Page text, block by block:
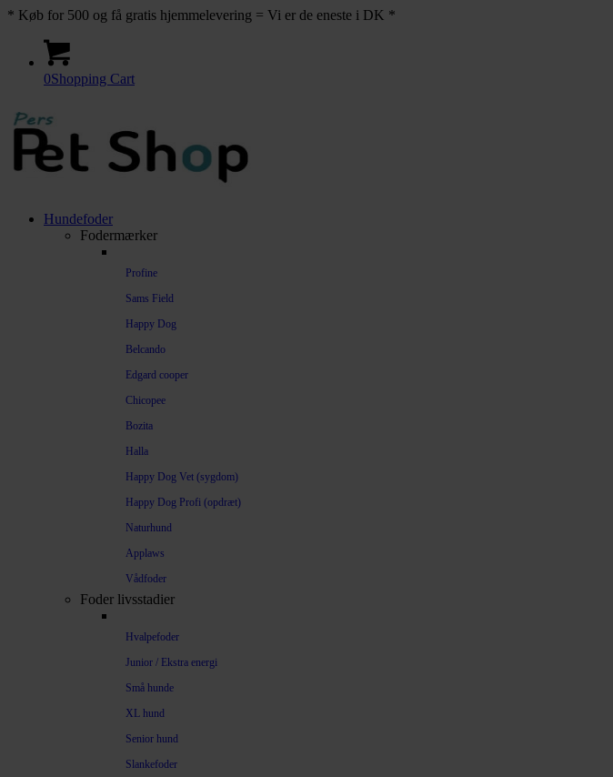
* Køb for 500 og få gratis hjemmelevering = Vi er de eneste i DK *
0Shopping Cart
Hundefoder
Fodermærker
Profine
Sams Field
Happy Dog
Belcando
Edgard cooper
Chicopee
Bozita
Halla
Happy Dog Vet (sygdom)
Happy Dog Profi (opdræt)
Naturhund
Applaws
Vådfoder
Foder livsstadier
Hvalpefoder
Junior / Ekstra energi
Små hunde
XL hund
Senior hund
Slankefoder